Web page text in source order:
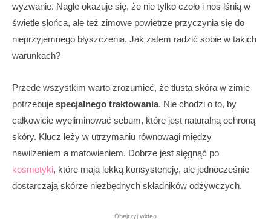
wyzwanie. Nagle okazuje się, że nie tylko czoło i nos lśnią w
świetle słońca, ale też zimowe powietrze przyczynia się do
nieprzyjemnego błyszczenia. Jak zatem radzić sobie w takich
warunkach?
Przede wszystkim warto zrozumieć, że tłusta skóra w zimie
potrzebuje specjalnego traktowania. Nie chodzi o to, by
całkowicie wyeliminować sebum, które jest naturalną ochroną
skóry. Klucz leży w utrzymaniu równowagi między
nawilżeniem a matowieniem. Dobrze jest sięgnąć po
kosmetyki, które mają lekką konsystencję, ale jednocześnie
dostarczają skórze niezbędnych składników odżywczych.
Obejrzyj wideo